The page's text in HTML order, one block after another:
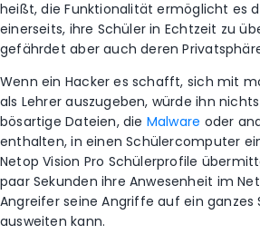
heißt, die Funktionalität ermöglicht es
einerseits, ihre Schüler in Echtzeit zu
gefährdet aber auch deren
Wenn ein Hacker es schafft, sich mit
als Lehrer auszugeben, würde ihn
bösartige Dateien, die Malware oder
enthalten, in einen Schülercomputer
Netop Vision Pro Schülerprofile
paar Sekunden ihre Anwesenheit im
Angreifer seine Angriffe auf ein ganzes
ausweiten kann.